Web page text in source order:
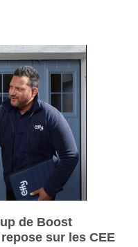
de Boost
sur les CEE